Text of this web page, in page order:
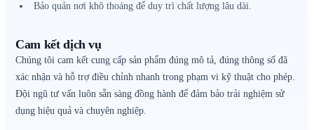
Bảo quản nơi khô thoáng để duy trì chất lượng lâu dài.
Cam kết dịch vụ
Chúng tôi cam kết cung cấp sản phẩm đúng mô tả, đúng thông số đã
xác nhận và hỗ trợ điều chỉnh nhanh trong phạm vi kỹ thuật cho phép.
Đội ngũ tư vấn luôn sẵn sàng đồng hành để đảm bảo trải nghiệm sử
dụng hiệu quả và chuyên nghiệp.